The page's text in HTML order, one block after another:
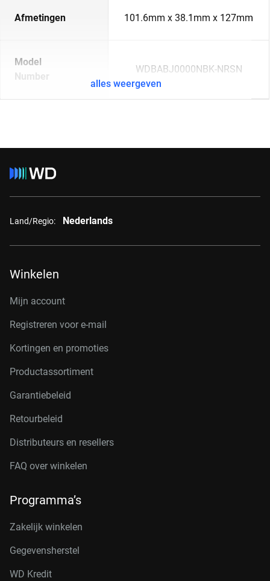
Afmetingen 101.6mm x 38.1mm x 127mm
Model
Number
WDBABJ0000NBK-NRSN
alles weergeven
Land/Regio: Nederlands
Winkelen
Mijn account
Registreren voor e-mail
Kortingen en promoties
Productassortiment
Garantiebeleid
Retourbeleid
Distributeurs en resellers
FAQ over winkelen
Programma’s
Zakelijk winkelen
Gegevensherstel
WD Kredit